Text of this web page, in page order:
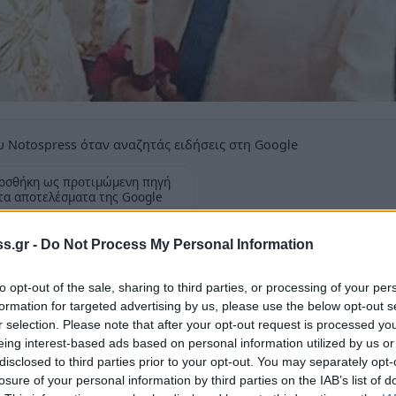
- Do Not Process My Personal Information
opt-out of the sale, sharing to third parties, or processing of your
for targeted advertising by us, please use the below opt-out
selection. Please note that after your opt-out request is processed
interest-based ads based on personal information utilized by us
to third parties prior to your opt-out. You may separately
of your personal information by third parties on the IAB’s list of
όταν αναζητάς ειδήσεις στη Google
ως προτιμώμενη πηγή
αποτελέσματα της Google
τον Αντώνη Σαμαρά να έχει πάρει
τον Επίσκοπο Μεσσηνίας Χρυσόστομο.
ο πρώην πρωθυπουργόςΑντώνης Σαμαράς